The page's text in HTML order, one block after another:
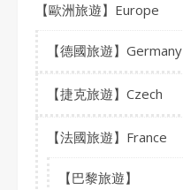
【歐洲旅遊】Europe
【德國旅遊】Germany
【捷克旅遊】Czech
【法國旅遊】France
【巴黎旅遊】